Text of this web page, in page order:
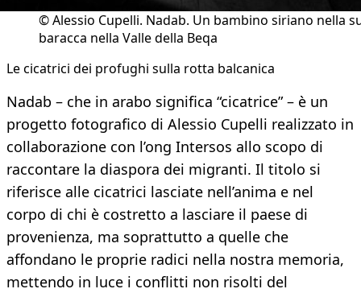
© Alessio Cupelli. Nadab. Un bambino siriano nella
baracca nella Valle della Beqa
Le cicatrici dei profughi sulla rotta balcanica
Nadab – che in arabo significa “cicatrice” – è un
progetto fotografico di Alessio Cupelli realizzato in
collaborazione con l’ong Intersos allo scopo di
raccontare la diaspora dei migranti. Il titolo si
riferisce alle cicatrici lasciate nell’anima e nel
corpo di chi è costretto a lasciare il paese di
provenienza, ma soprattutto a quelle che
affondano le proprie radici nella nostra memoria,
mettendo in luce i conflitti non risolti del